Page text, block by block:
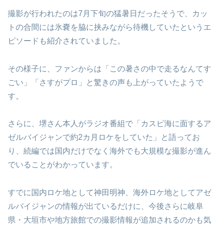
撮影が行われたのは7月下旬の猛暑日だったそうで、カッ
トの合間には氷嚢を脇に挟みながら待機していたというエ
ピソードも紹介されていました。
その様子に、ファンからは「この暑さの中で走るなんてす
ごい」「さすがプロ」と驚きの声も上がっていたようで
す。
さらに、堺さん本人がラジオ番組で「カスピ海に面するア
ゼルバイジャンで約2カ月ロケをしていた」と語ってお
り、続編では国内だけでなく海外でも大規模な撮影が進ん
でいることがわかっています。
すでに国内ロケ地として神田明神、海外ロケ地としてアゼ
ルバイジャンの情報が出ているだけに、今後さらに岐阜
県・大垣市や地方旅館での撮影情報が追加されるのかも気